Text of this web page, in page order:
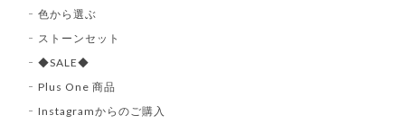
色から選ぶ
ストーンセット
◆SALE◆
Plus One 商品
Instagramからのご購入